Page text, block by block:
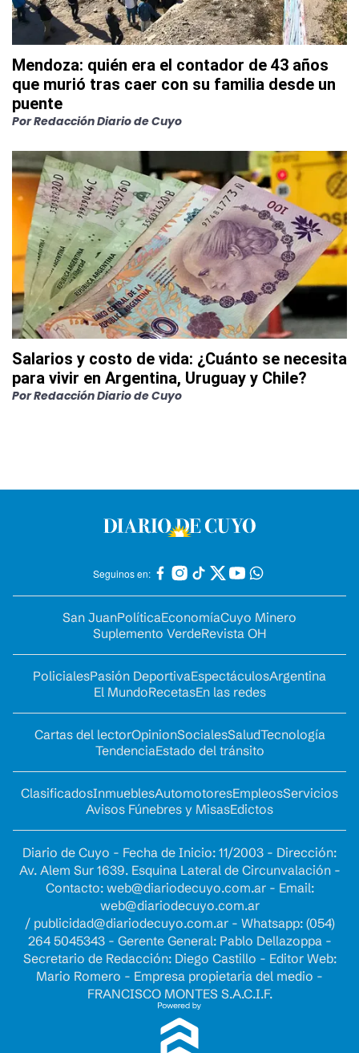
Mendoza: quién era el contador de 43 años
que murió tras caer con su familia desde un
puente
PorRedacción Diario de Cuyo
Salarios y costo de vida: ¿Cuánto se necesita
para vivir en Argentina, Uruguay y Chile?
PorRedacción Diario de Cuyo
Seguinos en:
San JuanPolíticaEconomíaCuyo Minero
Suplemento VerdeRevista OH
PolicialesPasión DeportivaEspectáculosArgentina
El MundoRecetasEn las redes
Cartas del lectorOpinionSocialesSaludTecnología
TendenciaEstado del tránsito
ClasificadosInmueblesAutomotoresEmpleosServicios
Avisos Fúnebres y MisasEdictos
Diario de Cuyo - Fecha de Inicio: 11/2003 - Dirección:
Av. Alem Sur 1639. Esquina Lateral de Circunvalación -
Contacto: web@diariodecuyo.com.ar- Email:
web@diariodecuyo.com.ar
/ publicidad@diariodecuyo.com.ar- Whatsapp: (054)
264 5045343 - Gerente General: Pablo Dellazoppa -
Secretario de Redacción: Diego Castillo - Editor Web:
Mario Romero - Empresa propietaria del medio -
FRANCISCO MONTES S.A.C.I.F.